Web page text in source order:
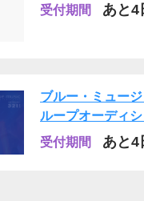
受付期間
あと4
ブルー・ミュー
ループオーディ
受付期間
あと4